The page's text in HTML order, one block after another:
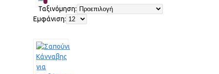
Καλέντουλα
σαπούνι με γκρέιπφρουτ
σαπούνι με τρίμμα καρυδιού
σαπούνι προσώπου
άνθρακα
τσουκνιδα
φυσικό έλαιο μαυρίσματος
Ταξινόμηση:
Εμφάνιση: